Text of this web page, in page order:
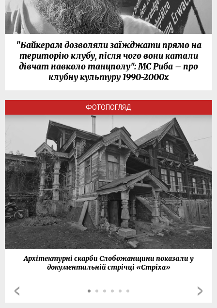
"Байкерам дозволяли заїжджати прямо на
територію клубу, після чого вони катали
дівчат навколо танцполу": МС Риба – про
клубну культуру 1990-2000х
ФОТОПОГЛЯД
Архітектурні скарби Слобожанщини показали у
документальній стрічці «Стріха»